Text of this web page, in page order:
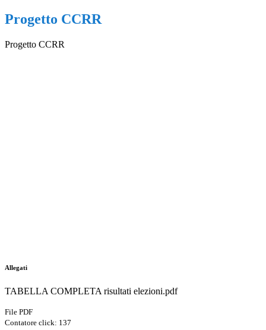
Progetto CCRR
Progetto CCRR
Allegati
TABELLA COMPLETA risultati elezioni.pdf
File PDF
Contatore click: 137